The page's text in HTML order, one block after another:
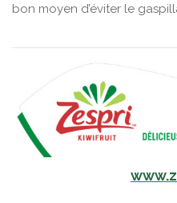
bon moyen d’éviter le